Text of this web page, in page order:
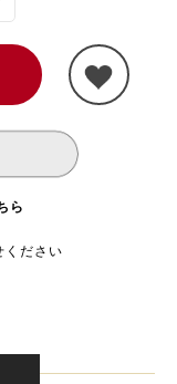
ら
ください